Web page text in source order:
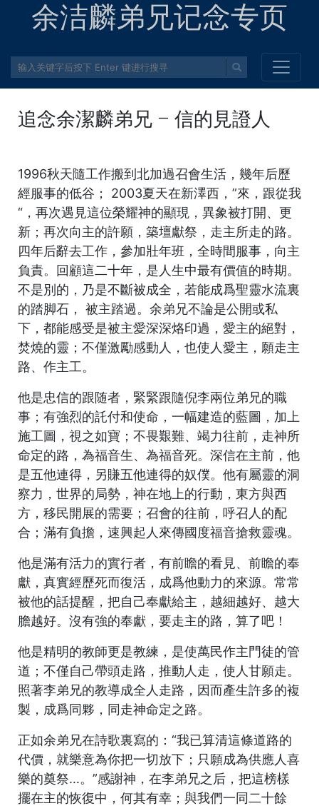
余洁麟弟兄记念专页
追念余潔麟弟兄 – 信的見證人
1996秋天隨工作搬到北加過召會生活，幾年后歷
經服事的低谷； 2003夏天在新澤西，”來，跟從我
“，再次遇見這位榮耀神的顯現，異象被打開、更
新；再次向主的許願，築壇獻祭，走主所走的路。
四年后辭去工作，參加壯年班，全時間服事，向主
負責。回顧這二十年，是人生中最有價值的時期。
不是別的，乃是不斷被成全，若能成爲聖靈水流裏
的踏脚石， 被主踏過。余弟兄不論是公開或私
下，都能感受是被主愛深深烙印過，愛主的絕對，
焚燒的靈；不僅激勵感動人，也使人愛主，願走主
路、作主工。
他是忠信的跟随者，緊緊跟隨倪李兩位弟兄的職
事；有強烈的託付和使命，一幅建造的藍圖，加上
施工圖，視之如寶；不畏艱難、竭力往前，走神所
命定的路，為福音生、為福音死。深信在主前，他
是五他連得，另賺五他連得的奴僕。他有屬靈的洞
察力，世界的局勢，神在地上的行動，東方與西
方，移民開展的需要；召會的往前，呼召人的配
合；滿有負擔，速興起人來傳國度福音搶救靈魂。
他是滿有活力的實行者，有前瞻的看見、前瞻的奉
獻，真實經歷死而復活，成爲他動力的來源。常常
被他的話提醒，把自己奉獻給主，越細越好、越大
膽越好。沒有強的奉獻，要走主的路，算了吧！
他是精明的教師更是教練，是使萬民作主門徒的管
道；不僅自己帶頭走路，推動人走，使人甘願走。
照著李弟兄的教導成全人走路，因而產生許多的複
製，成爲同夥，同走神命定之路。
正如余弟兄在詩歌裏寫的：“我已算清這條道路的
代價，就樂意為你把一切放下；只願成為供應人喜
樂的奠祭…。”感謝神，在李弟兄之后，把這榜樣
擺在主的恢復中，何其有幸；與我們一同二十餘